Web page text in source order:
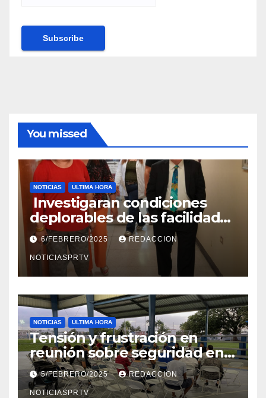
You missed
NOTICIAS ULTIMA HORA
Investigaran condiciones
deplorables de las facilidades
el Departamento de la Salud
en Mayagüez
6/FEBRERO/2025 REDACCION
NOTICIASPRTV
NOTICIAS ULTIMA HORA
Tensión y frustración en
reunión sobre seguridad en
Reparto Metropolitano
5/FEBRERO/2025 REDACCION
NOTICIASPRTV